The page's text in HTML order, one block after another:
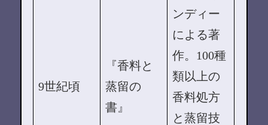
9世紀頃
『香料と
蒸留の
書』
ンディー
による著
作。100種
類以上の
香料処方
と蒸留技